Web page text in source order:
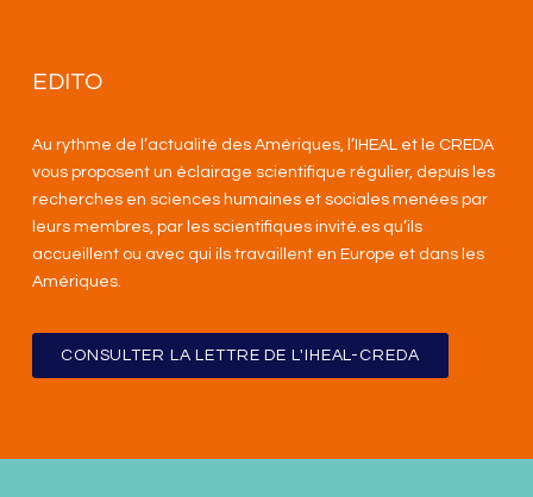
EDITO
Au rythme de l’actualité des Amériques, l’IHEAL et le CREDA
vous proposent un éclairage scientifique régulier, depuis les
recherches en sciences humaines et sociales menées par
leurs membres, par les scientifiques invité.es qu’ils
accueillent ou avec qui ils travaillent en Europe et dans les
Amériques.
CONSULTER LA LETTRE DE L'IHEAL-CREDA